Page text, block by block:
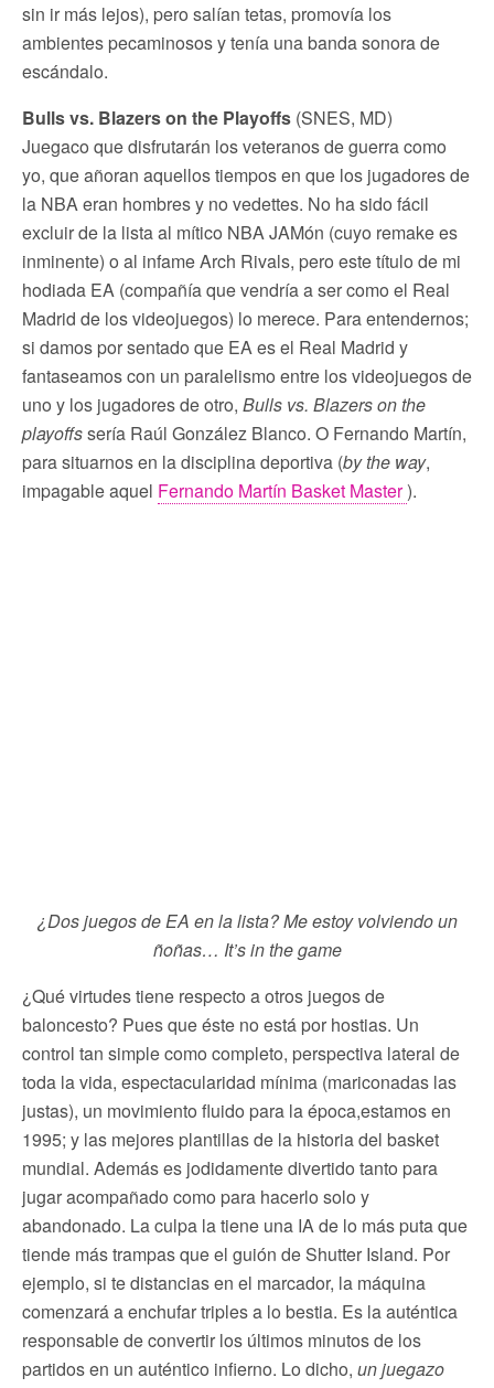
sin ir más lejos), pero salían tetas, promovía los
ambientes pecaminosos y tenía una banda sonora de
escándalo.
Bulls vs. Blazers on the Playoffs (SNES, MD)
Juegaco que disfrutarán los veteranos de guerra como
yo, que añoran aquellos tiempos en que los jugadores de
la NBA eran hombres y no vedettes. No ha sido fácil
excluir de la lista al mítico NBA JAMón (cuyo remake es
inminente) o al infame Arch Rivals, pero este título de mi
hodiada EA (compañía que vendría a ser como el Real
Madrid de los videojuegos) lo merece. Para entendernos;
si damos por sentado que EA es el Real Madrid y
fantaseamos con un paralelismo entre los videojuegos de
uno y los jugadores de otro, Bulls vs. Blazers on the
playoffssería Raúl González Blanco. O Fernando Martín,
para situarnos en la disciplina deportiva (by the way,
impagable aquel Fernando Martín Basket Master).
¿Dos juegos de EA en la lista? Me estoy volviendo un
ñoñas… It’s in the game
¿Qué virtudes tiene respecto a otros juegos de
baloncesto? Pues que éste no está por hostias. Un
control tan simple como completo, perspectiva lateral de
toda la vida, espectacularidad mínima (mariconadas las
justas), un movimiento fluido para la época,estamos en
1995; y las mejores plantillas de la historia del basket
mundial. Además es jodidamente divertido tanto para
jugar acompañado como para hacerlo solo y
abandonado. La culpa la tiene una IA de lo más puta que
tiende más trampas que el guión de Shutter Island. Por
ejemplo, si te distancias en el marcador, la máquina
comenzará a enchufar triples a lo bestia. Es la auténtica
responsable de convertir los últimos minutos de los
partidos en un auténtico infierno. Lo dicho, un juegazo